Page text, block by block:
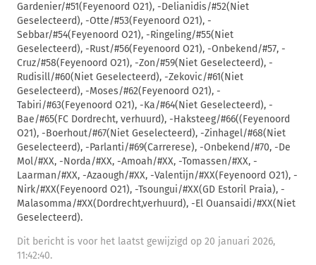
Gardenier/#51(Feyenoord O21), -Delianidis/#52(Niet
Geselecteerd), -Otte/#53(Feyenoord O21), -
Sebbar/#54(Feyenoord O21), -Ringeling/#55(Niet
Geselecteerd), -Rust/#56(Feyenoord O21), -Onbekend/#57, -
Cruz/#58(Feyenoord O21), -Zon/#59(Niet Geselecteerd), -
Rudisill/#60(Niet Geselecteerd), -Zekovic/#61(Niet
Geselecteerd), -Moses/#62(Feyenoord O21), -
Tabiri/#63(Feyenoord O21), -Ka/#64(Niet Geselecteerd), -
Bae/#65(FC Dordrecht, verhuurd), -Haksteeg/#66((Feyenoord
O21), -Boerhout/#67(Niet Geselecteerd), -Zinhagel/#68(Niet
Geselecteerd), -Parlanti/#69(Carrerese), -Onbekend/#70, -De
Mol/#XX, -Norda/#XX, -Amoah/#XX, -Tomassen/#XX, -
Laarman/#XX, -Azaough/#XX, -Valentijn/#XX(Feyenoord O21), -
Nirk/#XX(Feyenoord O21), -Tsoungui/#XX(GD Estoril Praia), -
Malasomma/#XX(Dordrecht,verhuurd), -El Ouansaidi/#XX(Niet
Geselecteerd).
Dit bericht is voor het laatst gewijzigd op 20 januari 2026,
11:42:40.